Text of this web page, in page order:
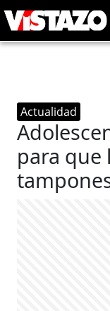
Actualidad
para que